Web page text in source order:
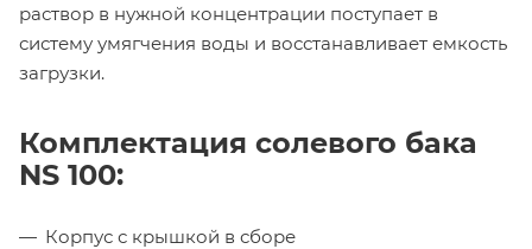
раствор в нужной концентрации поступает в
систему умягчения воды и восстанавливает емкость
загрузки.
Комплектация солевого бака
NS 100:
Корпус с крышкой в сборе